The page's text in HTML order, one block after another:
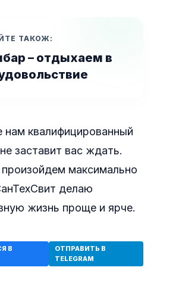
ТАКОЖ:
– отдыхаем в
квалифицированный
заставит вас ждать.
максимально
делаю
жизнь проще и ярче.
В
ОТПРАВИТЬ В
TELEGRAM